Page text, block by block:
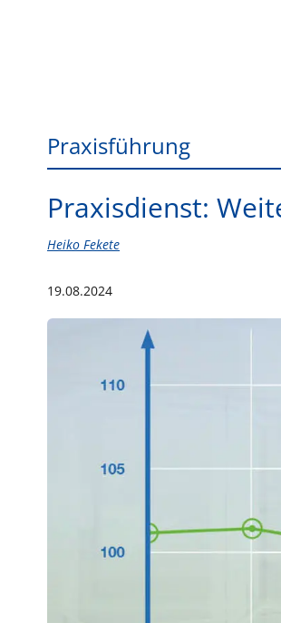
Praxisführung
Praxisdienst:
Heiko Fekete
19.08.2024